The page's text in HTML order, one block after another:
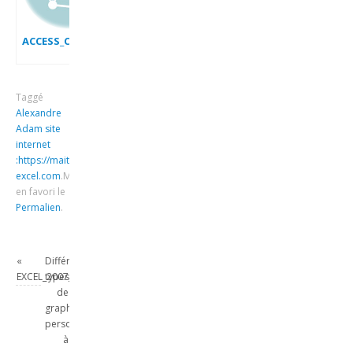
Taggé
Alexandre
Adam site
internet
:https://maitrise-
excel.com.Mettre
en favori le
Permalien.
«
EXCEL_2007_EX_POURCENTAGE_CUMULE
Différents
types
de
graphiques
personnalisés
à